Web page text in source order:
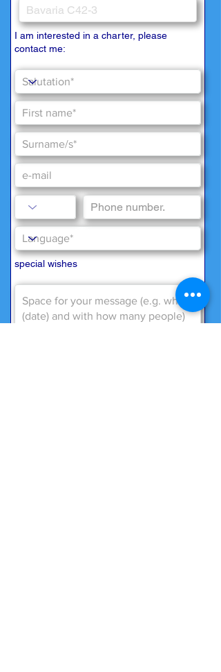
I am interested in a charter, please
contact me:
special wishes